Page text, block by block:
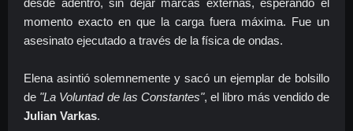
momento exacto en que la carga fuera máxima. Fue un
asesinato ejecutado a través de la física de ondas.
Elena asintió solemnemente y sacó un ejemplar de bolsillo
de "La Voluntad de las Constantes", el libro más vendido de
Julian Varkas.